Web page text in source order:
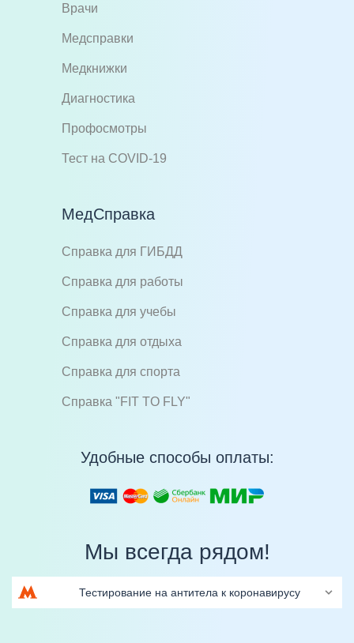
Врачи
Медсправки
Медкнижки
Диагностика
Профосмотры
Тест на COVID-19
МедСправка
Справка для ГИБДД
Справка для работы
Справка для учебы
Справка для отдыха
Справка для спорта
Справка "FIT TO FLY"
Удобные способы оплаты:
Мы всегда рядом!
Тестирование на антитела к коронавирусу